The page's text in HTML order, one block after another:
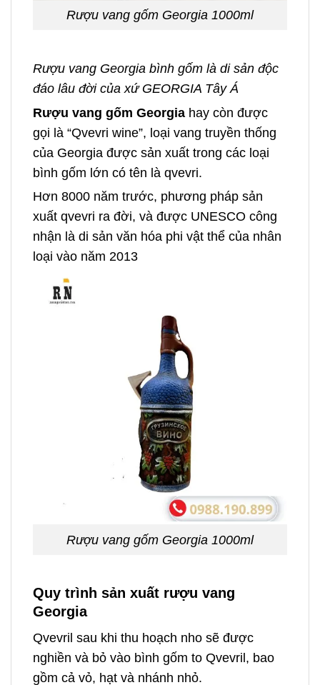
Rượu vang gốm Georgia 1000ml
Rượu vang Georgia bình gốm là di sản độc
đáo lâu đời của xứ GEORGIA Tây Á
Rượu vang gốm Georgia hay còn được
gọi là “Qvevri wine”, loại vang truyền thống
của Georgia được sản xuất trong các loại
bình gốm lớn có tên là qvevri.
Hơn 8000 năm trước, phương pháp sản
xuất qvevri ra đời, và được UNESCO công
nhận là di sản văn hóa phi vật thể của nhân
loại vào năm 2013
Rượu vang gốm Georgia 1000ml
Quy trình sản xuất rượu vang
Georgia
Qvevril sau khi thu hoạch nho sẽ được
nghiền và bỏ vào bình gốm to Qvevril, bao
gồm cả vỏ, hạt và nhánh nhỏ.